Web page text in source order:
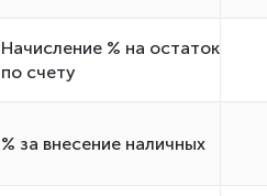
Начисление % на остаток
по счету
% за внесение наличных